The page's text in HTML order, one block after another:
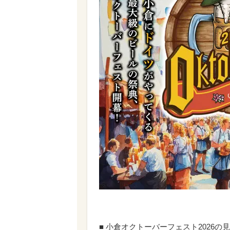
■ 小倉オクトーバーフェスト2026の